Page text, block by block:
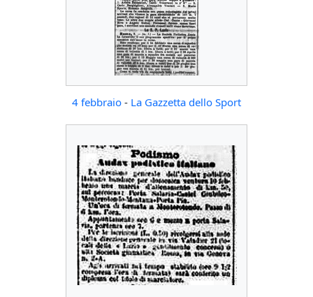
4 febbraio - La Gazzetta dello Sport